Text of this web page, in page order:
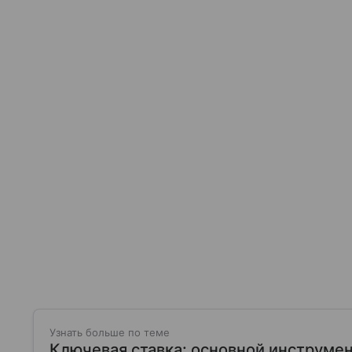
Узнать больше по теме